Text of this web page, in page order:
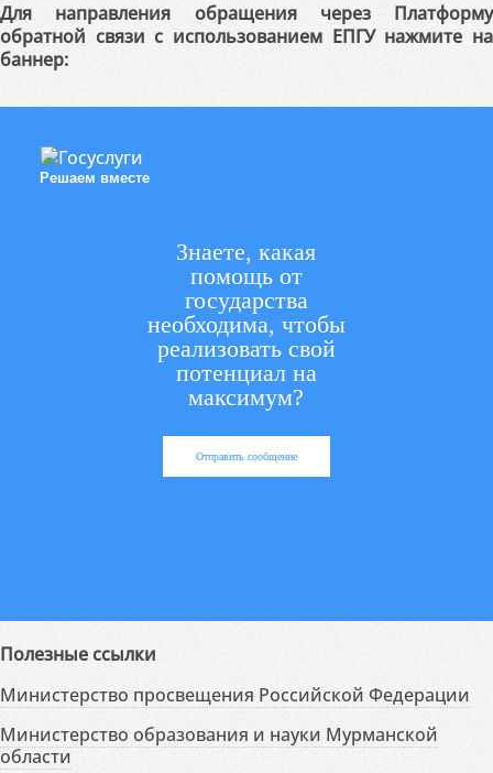
Для направления обращения через Платформу
обратной связи с использованием ЕПГУ нажмите на
баннер:
Решаем вместе
Знаете, какая
помощь от
государства
необходима, чтобы
реализовать свой
потенциал на
максимум?
Отправить сообщение
Полезные ссылки
Министерство просвещения Российской Федерации
Министерство образования и науки Мурманской
области